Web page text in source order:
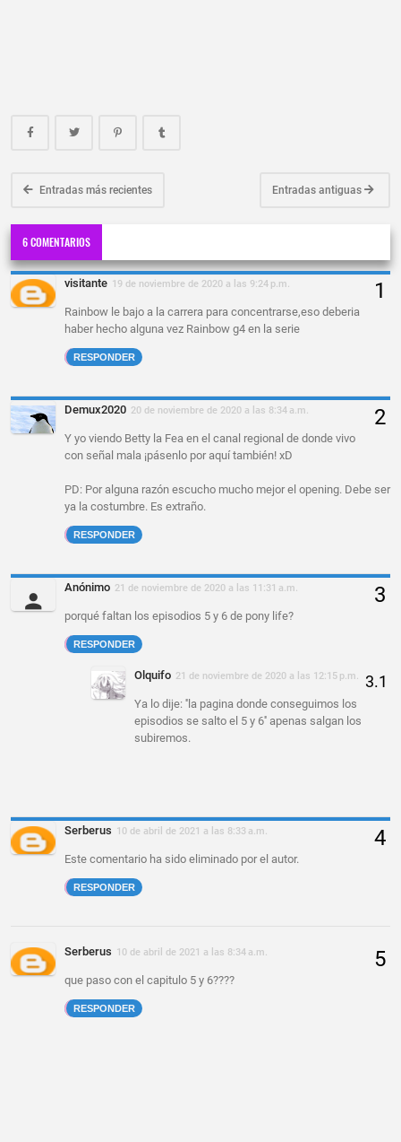
Entradas más recientes Entradas antiguas
6 COMENTARIOS
visitante 19 de noviembre de 2020 a las 9:24 p.m.
Rainbow le bajo a la carrera para concentrarse,eso deberia
haber hecho alguna vez Rainbow g4 en la serie
RESPONDER
Demux2020 20 de noviembre de 2020 a las 8:34 a.m.
Y yo viendo Betty la Fea en el canal regional de donde vivo
con señal mala ¡pásenlo por aquí también! xD
PD: Por alguna razón escucho mucho mejor el opening. Debe ser
ya la costumbre. Es extraño.
RESPONDER
Anónimo 21 de noviembre de 2020 a las 11:31 a.m.
porqué faltan los episodios 5 y 6 de pony life?
RESPONDER
Olquifo 21 de noviembre de 2020 a las 12:15 p.m.
Ya lo dije: ''la pagina donde conseguimos los
episodios se salto el 5 y 6'' apenas salgan los
subiremos.
Serberus 10 de abril de 2021 a las 8:33 a.m.
Este comentario ha sido eliminado por el autor.
RESPONDER
Serberus 10 de abril de 2021 a las 8:34 a.m.
que paso con el capitulo 5 y 6????
RESPONDER